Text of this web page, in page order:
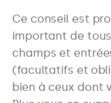
Ce conseil est
important de
champs et
(facultatifs et
bien à ceux dont